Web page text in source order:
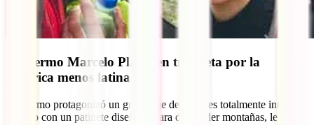
Guillermo Marcelo Plaza, en trotineta por la
América menos latina
Guillermo protagonizó un gran viaje de 7 meses totalmente inusual.
Se hizo con un patinete diseñado para descender montañas, le quitó